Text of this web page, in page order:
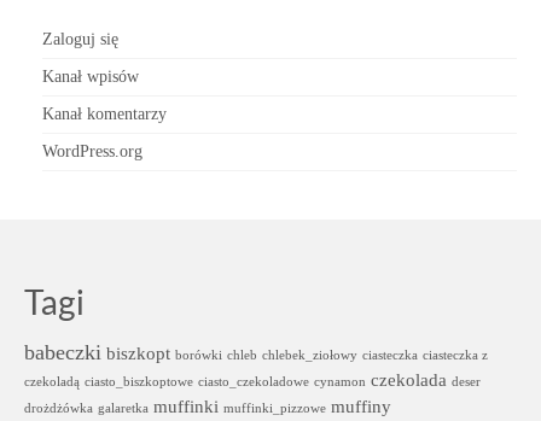
Zaloguj się
Kanał wpisów
Kanał komentarzy
WordPress.org
Tagi
babeczki biszkopt borówki chleb chlebek_ziołowy ciasteczka ciasteczka z
czekoladą ciasto_biszkoptowe ciasto_czekoladowe cynamon czekolada deser
drożdżówka galaretka muffinki muffinki_pizzowe muffiny